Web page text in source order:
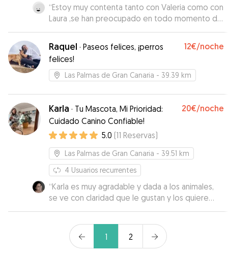
“Estoy muy contenta tanto con Valeria como con
Laura ,se han preocupado en todo momento de
enviar vídeos y fotos de Lolo .lo han cuidado
con mucho mimo y se han preocupados en todo
momento de sus necesidades, pese a que es
muy mayor; ellas han conseguido que esté
tranquilo y no extrañe .Muchas gracias y repetiré
Raquel · Paseos felices, ¡perros
felices!
12€/noche
Las Palmas de Gran Canaria - 39.39 km
Karla · Tu Mascota, Mi Prioridad:
Cuidado Canino Confiable!
20€/noche
5.0 (11 Reservas)
Las Palmas de Gran Canaria - 39.51 km
4 Usuarios recurrentes
“Karla es muy agradable y dada a los animales,
se ve con claridad que le gustan y los quiere
mucho 🥰 Liah y Mylo se sintieron en su casa
por mantenerme informada de cómo estaban
mis gorditos en todo momento 🙏🏽
1 2